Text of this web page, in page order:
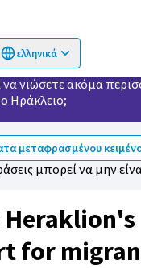
ελληνικά
Choose language Επιλογή
να νιώσετε ακόμα
Ηράκλειο;
μεταφρασμένου
μπορεί να μην
for